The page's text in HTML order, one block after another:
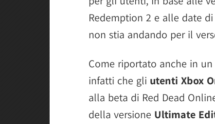
Redemption 2 e alle date
non stia andando per il
Come riportato anche in un
infatti che gli utenti Xbox
alla beta di Red Dead
della versione Ultimate